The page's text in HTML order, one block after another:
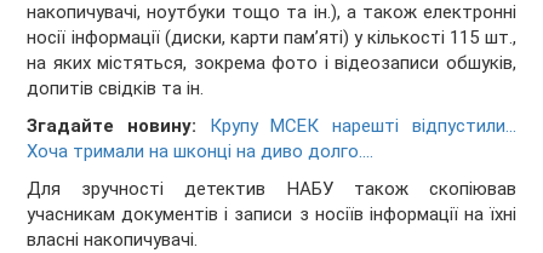
накопичувачі, ноутбуки тощо та ін.), а також електронні
носії інформації (диски, карти памʼяті) у кількості 115 шт.,
на яких містяться, зокрема фото і відеозаписи обшуків,
допитів свідків та ін.
Згадайте новину: Крупу МСЕК нарешті відпустили...
Хоча тримали на шконці на диво долго....
Для зручності детектив НАБУ також скопіював
учасникам документів і записи з носіїв інформації на їхні
власні накопичувачі.